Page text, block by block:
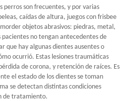
perros son frecuentes, y por varias
caídas de altura, juegos con frisbee
objetos abrasivos: piedras, metal,
pacientes no tengan antecedentes de
que hay algunas dientes ausentes o
ocurrió. Estas lesiones traumáticas
de corona, y retención de raíces. Es
el estado de los dientes se toman
se detectan distintas condiciones
de tratamiento.